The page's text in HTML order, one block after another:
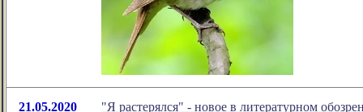
21.05.2020
"Я растерялся" - новое в литературном